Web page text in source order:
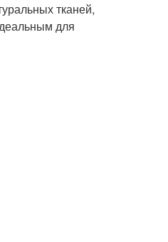
тканей,
для